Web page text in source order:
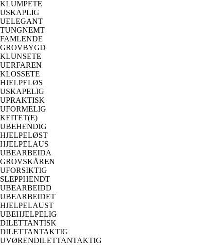
KLUMPETE
USKAPLIG
UELEGANT
TUNGNEMT
FAMLENDE
GROVBYGD
KLUNSETE
UERFAREN
KLOSSETE
HJELPELØS
USKAPELIG
UPRAKTISK
UFORMELIG
KEITET(E)
UBEHENDIG
HJELPELØST
HJELPELAUS
UBEARBEIDA
GROVSKÅREN
UFORSIKTIG
SLEPPHENDT
UBEARBEIDD
UBEARBEIDET
HJELPELAUST
UBEHJELPELIG
DILETTANTISK
DILETTANTAKTIG
UVØRENDILETTANTAKTIG